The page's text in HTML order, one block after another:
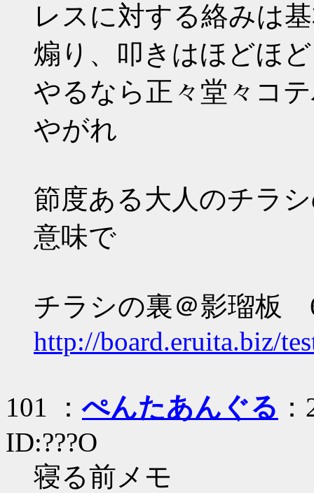
レスに対する絡みは
煽り、叩きはほどほ
やるなら正々堂々コ
やがれ
節度ある大人のチラ
意味で
チラシの裏＠影瑠板
http://board.eruita.biz/
101 ：ぺんたあんぐる
ID:???O
寝る前メモ